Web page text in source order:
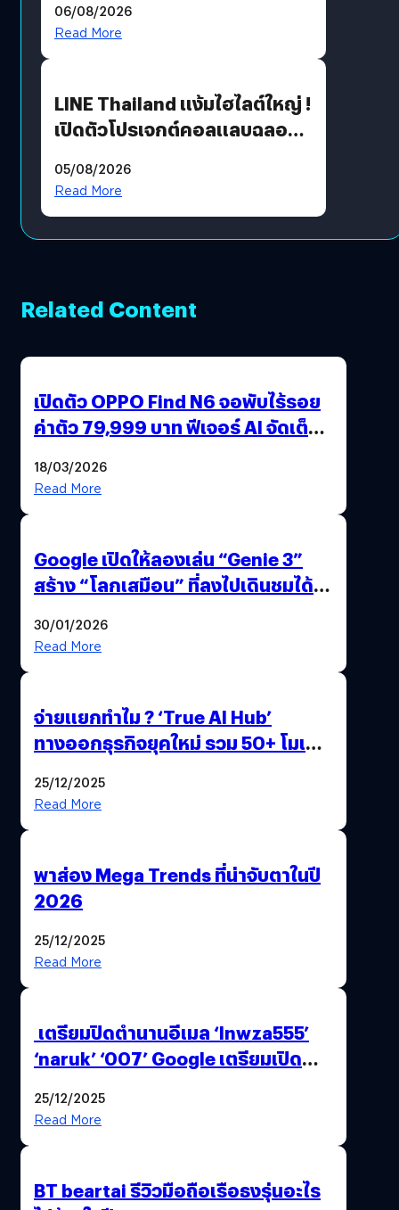
06/08/2026
Read More
LINE Thailand แง้มไฮไลต์ใหญ่ !
เปิดตัวโปรเจกต์คอลแลบฉลอง
Moon x LINE FRIENDS
05/08/2026
Read More
Related Content
เปิดตัว OPPO Find N6 จอพับไร้รอย
ค่าตัว 79,999 บาท ฟีเจอร์ AI จัดเต็ม
18/03/2026
Read More
Google เปิดให้ลองเล่น “Genie 3”
สร้าง “โลกเสมือน” ที่ลงไปเดินชมได้
30/01/2026
Read More
จ่ายแยกทำไม ? ‘True AI Hub’
ทางออกธุรกิจยุคใหม่ รวม 50+ โมเดล
25/12/2025
Read More
พาส่อง Mega Trends ที่น่าจับตาในปี
2026
25/12/2025
Read More
เตรียมปิดตำนานอีเมล ‘lnwza555’
‘naruk’ ‘007’ Google เตรียมเปิด
25/12/2025
Read More
BT beartai รีวิวมือถือเรือธงรุ่นอะไร